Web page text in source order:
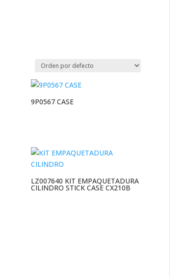
9P0567 CASE
LZ007640 KIT EMPAQUETADURA
CILINDRO STICK CASE CX210B